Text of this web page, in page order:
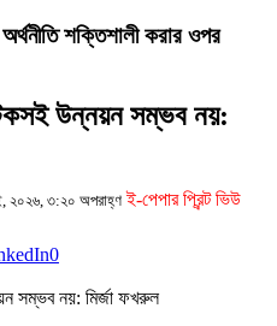
শক্তিশালী করার ওপর
উন্নয়ন সম্ভব নয়:
২০২৬, ৩:২০ অপরাহ্ণ ই-পেপার প্রিন্ট ভিউ
0